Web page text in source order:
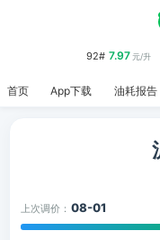
92# 7.97元/升
首页 App下载 油耗报告
上次调价： 08-01